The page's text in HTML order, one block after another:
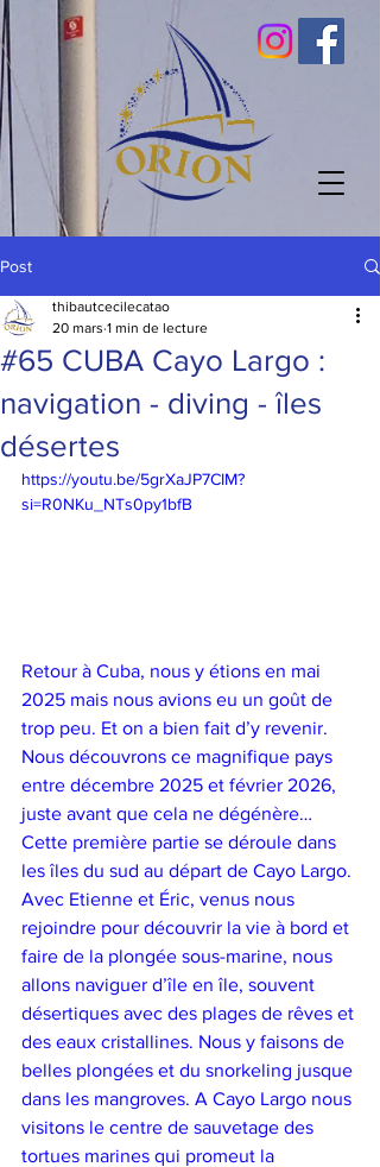
Post
#65 CUBA Cayo Largo :
navigation - diving - îles
désertes
thibautcecilecatao
20 mars 1 min de lecture
https://youtu.be/5grXaJP7CIM?
si=R0NKu_NTs0py1bfB
Retour à Cuba, nous y étions en mai
2025 mais nous avions eu un goût de
trop peu. Et on a bien fait d’y revenir.
Nous découvrons ce magnifique pays
entre décembre 2025 et février 2026,
juste avant que cela ne dégénère…
Cette première partie se déroule dans
les îles du sud au départ de Cayo Largo.
Avec Etienne et Éric, venus nous
rejoindre pour découvrir la vie à bord et
faire de la plongée sous-marine, nous
allons naviguer d’île en île, souvent
désertiques avec des plages de rêves et
des eaux cristallines. Nous y faisons de
belles plongées et du snorkeling jusque
dans les mangroves. A Cayo Largo nous
visitons le centre de sauvetage des
tortues marines qui promeut la